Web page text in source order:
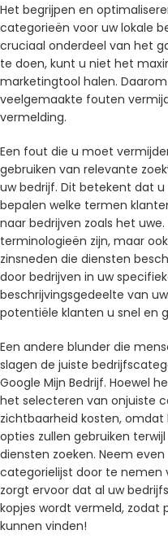
Het begrijpen en
categorieën voor uw lokale
cruciaal onderdeel van het
te doen, kunt u niet het
marketingtool halen.
veelgemaakte fouten
vermelding.
Een fout die u moet
gebruiken van relevante
uw bedrijf. Dit betekent dat
bepalen welke termen
naar bedrijven zoals het
terminologieën zijn, maar
zinsneden die diensten
door bedrijven in uw
beschrijvingsgedeelte van
potentiële klanten u snel en
Een andere blunder die
slagen de juiste
Google Mijn Bedrijf. Hoewel
het selecteren van onjuiste
zichtbaarheid kosten, omdat
opties zullen gebruiken
diensten zoeken. Neem
categorielijst door te nemen
zorgt ervoor dat al uw
kopjes wordt vermeld, zodat
kunnen vinden!